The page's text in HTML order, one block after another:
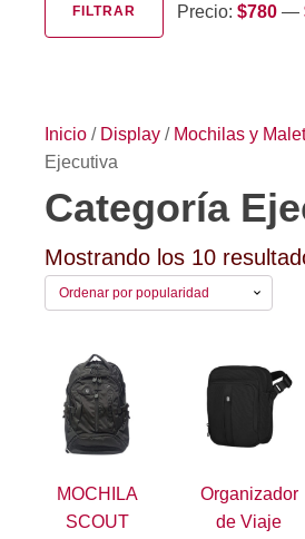
Precio
Precio
FILTRAR Precio: $780 —
Inicio / Display / Mochilas y
Ejecutiva
Categoría
Mostrando los 10
MOCHILA
SCOUT
Organizador
de Viaje